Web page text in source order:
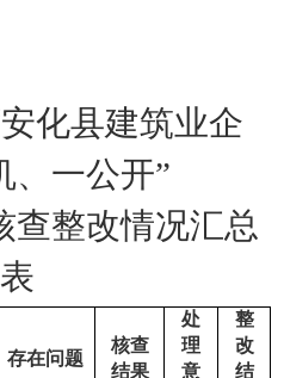
安化县建筑业企
、一公开”
查整改情况汇总
表
存在问题
核查
结果
处
理
意
整
改
结